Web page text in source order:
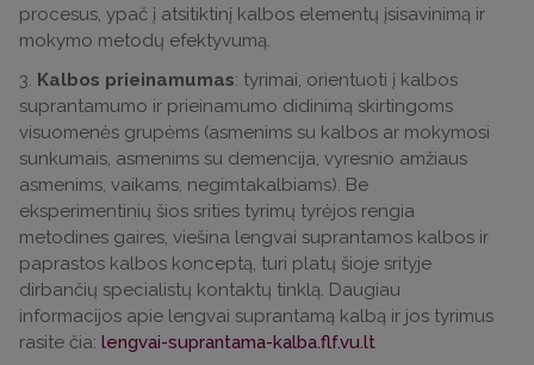
procesus, ypač į atsitiktinį kalbos elementų įsisavinimą ir
mokymo metodų efektyvumą.
3. Kalbos prieinamumas: tyrimai, orientuoti į kalbos
suprantamumo ir prieinamumo didinimą skirtingoms
visuomenės grupėms (asmenims su kalbos ar mokymosi
sunkumais, asmenims su demencija, vyresnio amžiaus
asmenims, vaikams, negimtakalbiams). Be
eksperimentinių šios srities tyrimų tyrėjos rengia
metodines gaires, viešina lengvai suprantamos kalbos ir
paprastos kalbos konceptą, turi platų šioje srityje
dirbančių specialistų kontaktų tinklą. Daugiau
informacijos apie lengvai suprantamą kalbą ir jos tyrimus
rasite čia: lengvai-suprantama-kalba.flf.vu.lt